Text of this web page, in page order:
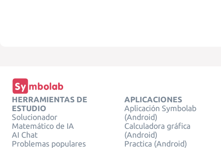
HERRAMIENTAS DE
ESTUDIO
Solucionador
Matemático de IA
AI Chat
Problemas populares
APLICACIONES
Aplicación Symbolab
(Android)
Calculadora gráfica
(Android)
Practica (Android)